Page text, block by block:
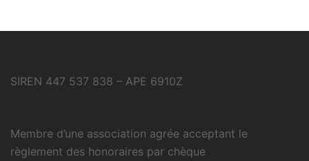
SIREN 447 537 838 – APE 6910Z
Membre d’une association agrée acceptant le
règlement des honoraires par chèque